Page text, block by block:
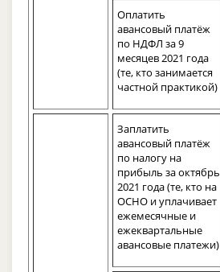
Оплатить
авансовый платёж
по НДФЛ за 9
месяцев 2021 года
(те, кто занимается
частной практикой)
Заплатить
авансовый платёж
по налогу на
прибыль за октябрь
2021 года (те, кто на
ОСНО и уплачивает
ежемесячные и
ежеквартальные
авансовые платежи)